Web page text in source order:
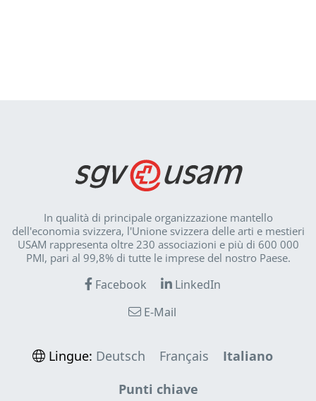
In qualità di principale organizzazione mantello
dell'economia svizzera, l'Unione svizzera delle arti e mestieri
USAM rappresenta oltre 230 associazioni e più di 600 000
PMI, pari al 99,8% di tutte le imprese del nostro Paese.
Facebook
LinkedIn
E-Mail
Lingue: Deutsch Français
Italiano
Punti chiave